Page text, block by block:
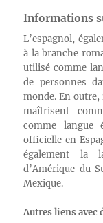
Informations
L’espagnol,
à la branche
utilisé comme
de personnes
monde. En
maîtrisent
comme langue
officielle en
également la
d’Amérique du
Mexique.
Autres liens avec